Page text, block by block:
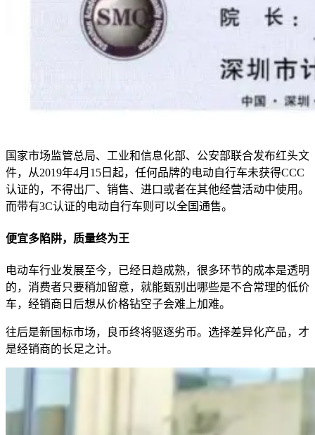
国家市场监管总局、工业和信息化部、公安部联合发布红头文
件，从2019年4月15日起，任何品牌的电动自行车未获得CCC
认证的，不得出厂、销售、进口或者在其他经营活动中使用。
而带有3C认证的电动自行车则可以全国通售。
便宜多陷阱，质量终为王
电动车行业发展至今，已经日趋成熟，很多环节的成本是透明
的，消费者只要稍加留意，就能甄别出哪些是不合常理的低价
车，经销商日后想从价格钻空子会难上加难。
往后是新国标市场，良币终将驱逐劣币。选择差异化产品，才
是经销商的长足之计。